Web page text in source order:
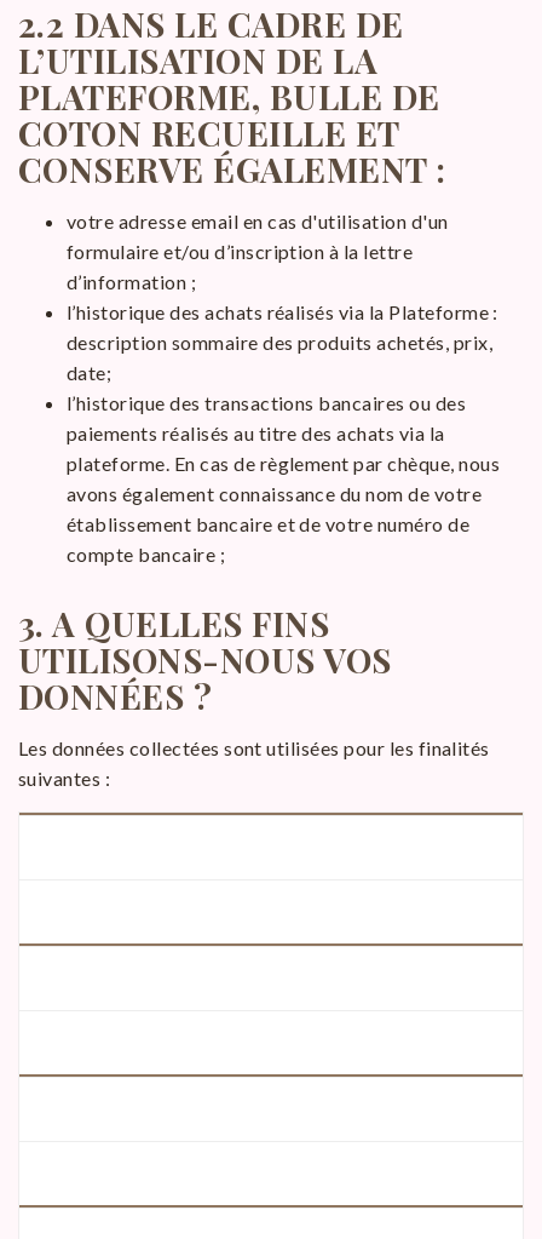
2.2 DANS LE CADRE DE
L’UTILISATION DE LA
PLATEFORME, BULLE DE
COTON RECUEILLE ET
CONSERVE ÉGALEMENT :
votre adresse email en cas d'utilisation d'un
formulaire et/ou d’inscription à la lettre
d’information ;
l’historique des achats réalisés via la Plateforme :
description sommaire des produits achetés, prix,
date;
l’historique des transactions bancaires ou des
paiements réalisés au titre des achats via la
plateforme. En cas de règlement par chèque, nous
avons également connaissance du nom de votre
établissement bancaire et de votre numéro de
compte bancaire ;
3. A QUELLES FINS
UTILISONS-NOUS VOS
DONNÉES ?
Les données collectées sont utilisées pour les finalités
suivantes :